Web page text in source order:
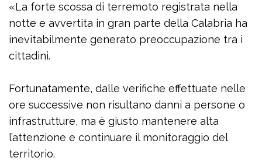
«La forte scossa di terremoto registrata nella
notte e avvertita in gran parte della Calabria ha
inevitabilmente generato preoccupazione tra i
cittadini.
Fortunatamente, dalle verifiche effettuate nelle
ore successive non risultano danni a persone o
infrastrutture, ma è giusto mantenere alta
l’attenzione e continuare il monitoraggio del
territorio.